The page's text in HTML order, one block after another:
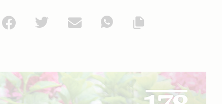
Facebook
Twitter Mail
WhatsApp